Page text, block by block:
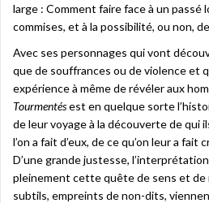
large : Comment faire face à un passé
commises, et à la possibilité, ou non,
Avec ses personnages qui vont
que de souffrances ou de violence et
expérience à même de révéler aux
Tourmentésest en quelque sorte
de leur voyage à la découverte de qui
l’on a fait d’eux, de ce qu’on leur a fait
D’une grande justesse,
pleinement cette quête de sens et de
subtils, empreints de non-dits,